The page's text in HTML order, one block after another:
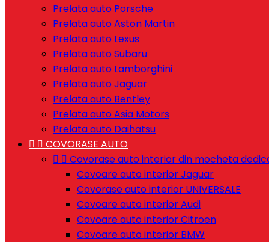
Prelata auto Porsche
Prelata auto Aston Martin
Prelata auto Lexus
Prelata auto Subaru
Prelata auto Lamborghini
Prelata auto Jaguar
Prelata auto Bentley
Prelata auto Asia Motors
Prelata auto Daihatsu
  COVORASE AUTO
  Covorase auto interior din mocheta
Covoare auto interior Jaguar
Covorase auto interior UNIVERSALE
Covoare auto interior Audi
Covoare auto interior Citroen
Covoare auto interior BMW